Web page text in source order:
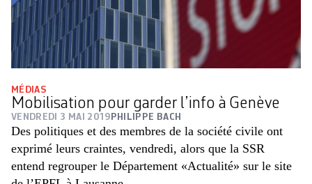
MÉDIAS
Mobilisation pour garder l’info à Genève
VENDREDI 3 MAI 2019 PHILIPPE BACH
Des politiques et des membres de la société civile ont
exprimé leurs craintes, vendredi, alors que la SSR
entend regrouper le Département «Actualité» sur le site